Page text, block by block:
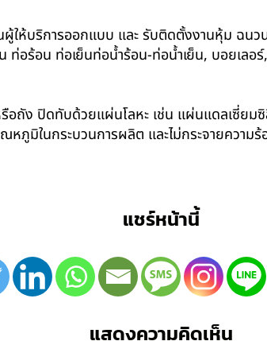
นผู้ให้บริการออกแบบ และ รับติดตั้งงานหุ้ม ฉ
ร้อน ท่อเย็นท่อน้ำร้อน-ท่อน้ำเย็น, บอยเลอร์
ถัง ปิดทับด้วยแผ่นโลหะ เช่น แผ่นแดลเซี่ยม
ภูมิในกระบวนการผลิต และไม่กระจายควา
แชร์หน้านี้
แสดงความคิดเห็น